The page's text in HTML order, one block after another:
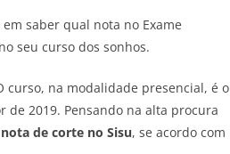
saber qual nota no Exame
seu curso dos sonhos.
curso, na modalidade presencial, é o
de 2019. Pensando na alta procura
de corte no Sisu, se acordo com